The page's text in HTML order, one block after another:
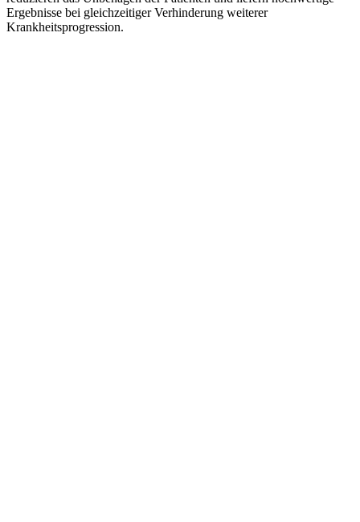
Ergebnisse bei gleichzeitiger Verhinderung weiterer
Krankheitsprogression.